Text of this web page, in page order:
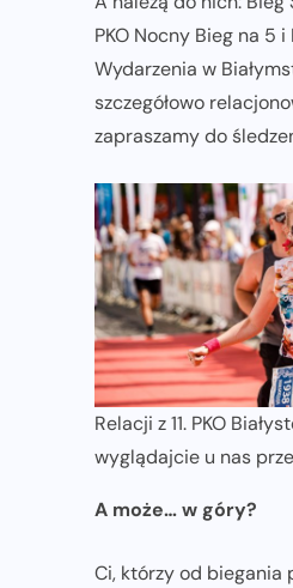
PKO Nocny Bieg na 5 i
Wydarzenia w
szczegółowo
zapraszamy do
Relacji z 11. PKO
wyglądajcie u nas
A może… w góry?
Ci, którzy od biegania